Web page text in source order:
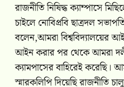
রাজনীতি নিষিদ্ধ ক্যাম্পাসে
চাইলে নোবিপ্রবি ছাত্রদল
বলেন,আমরা বিশ্ববিদ্যালয়ের
আইন করার পর থেকে আমরা
ক্যামপাসের বাহিরেই করেছি।
স্মারকলিপি দিয়েছি